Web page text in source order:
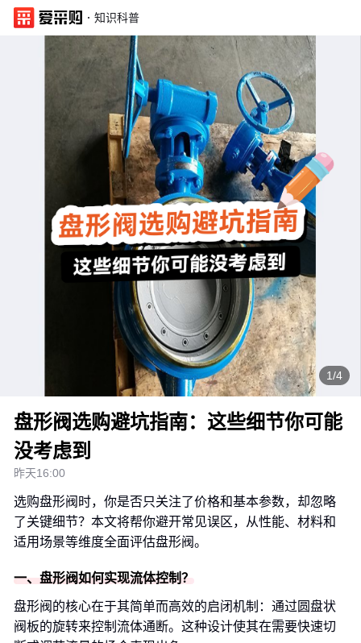
· 知识科普
1/4
盘形阀选购避坑指南：这些细节你可能
没考虑到
昨天16:00
选购盘形阀时，你是否只关注了价格和基本参数，却忽略
了关键细节？本文将帮你避开常见误区，从性能、材料和
适用场景等维度全面评估盘形阀。
一、盘形阀如何实现流体控制？
盘形阀的核心在于其简单而高效的启闭机制：通过圆盘状
阀板的旋转来控制流体通断。这种设计使其在需要快速切